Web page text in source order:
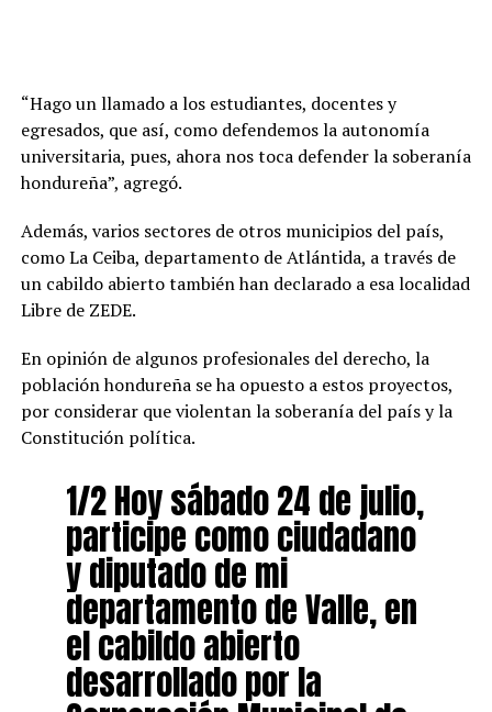
“Hago un llamado a los estudiantes, docentes y
egresados, que así, como defendemos la autonomía
universitaria, pues, ahora nos toca defender la soberanía
hondureña”, agregó.
Además, varios sectores de otros municipios del país,
como La Ceiba, departamento de Atlántida, a través de
un cabildo abierto también han declarado a esa localidad
Libre de ZEDE.
En opinión de algunos profesionales del derecho, la
población hondureña se ha opuesto a estos proyectos,
por considerar que violentan la soberanía del país y la
Constitución política.
1/2 Hoy sábado 24 de julio,
participe como ciudadano
y diputado de mi
departamento de Valle, en
el cabildo abierto
desarrollado por la